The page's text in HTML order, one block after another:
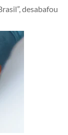
desabafou